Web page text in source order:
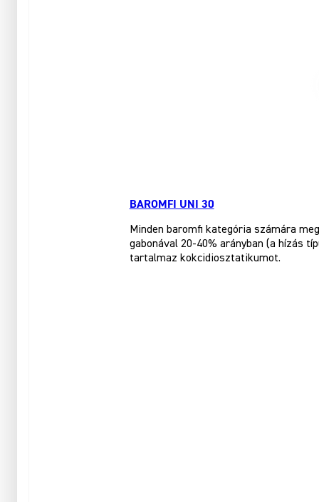
BAROMFI UNI 30
Minden baromfi kategória számára
gabonával 20-40% arányban (a hízás
tartalmaz kokcidiosztatikumot.